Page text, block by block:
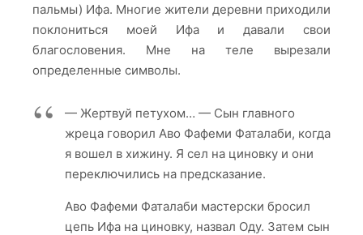
пальмы) Ифа. Многие жители деревни приходили
поклониться моей Ифа и давали свои
благословения. Мне на теле вырезали
определенные символы.
— Жертвуй петухом… — Сын главного
жреца говорил Аво Фафеми Фаталаби, когда
я вошел в хижину. Я сел на циновку и они
переключились на предсказание.
Аво Фафеми Фаталаби мастерски бросил
цепь Ифа на циновку, назвал Оду. Затем сын